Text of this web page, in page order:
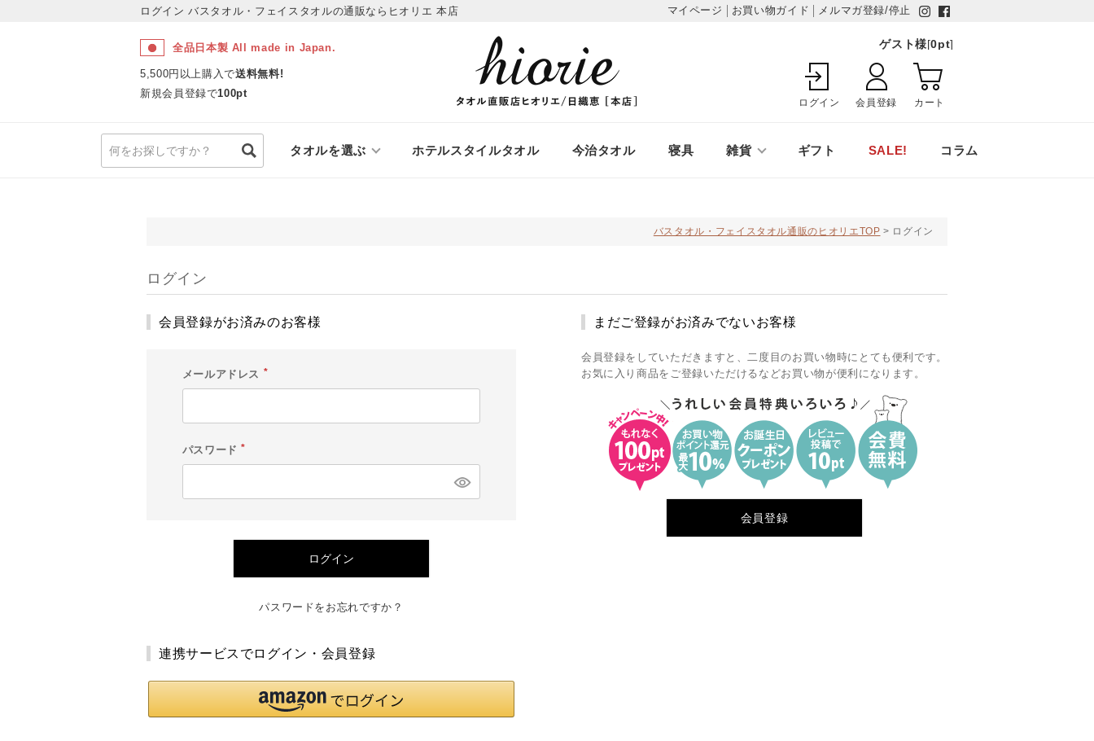
ログインバスタオル・フェイスタオルの通販ならヒオリエ 本店 マイページ お買い物ガイド メルマガ登録/停止
全品日本製 All made in Japan.
5,500円以上購入で送料無料!
新規会員登録で100pt
ゲスト様[0pt]
ログイン 会員登録 カート
タオルを選ぶ ホテルスタイルタオル 今治タオル 寝具 雑貨 ギフト SALE! コラム
バスタオル・フェイスタオル通販のヒオリエTOP ログイン
ログイン
会員登録がお済みのお客様
メールアドレス
パスワード
ログイン
パスワードをお忘れですか？
連携サービスでログイン・会員登録
まだご登録がお済みでないお客様
会員登録をしていただきますと、二度目のお買い物時にとても便利です。
お気に入り商品をご登録いただけるなどお買い物が便利になります。
会員登録